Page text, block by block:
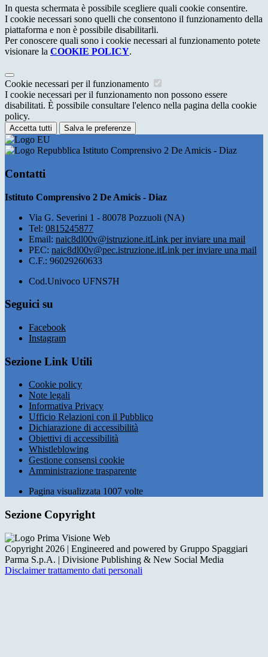
In questa schermata è possibile scegliere quali cookie consentire.
I cookie necessari sono quelli che consentono il funzionamento della
piattaforma e non è possibile disabilitarli.
Per conoscere quali sono i cookie necessari al funzionamento potete
visionare la COOKIE POLICY.
Cookie necessari per il funzionamento
I cookie necessari per il funzionamento non possono essere
disabilitati. È possibile consultare l'elenco nella pagina della cookie
policy.
Accetta tutti Salva le preferenze
Istituto Comprensivo 2 De Amicis - Diaz
Contatti
Istituto Comprensivo 2 De Amicis - Diaz
Via G. Severini 1 - 80078 Pozzuoli (NA)
Tel: 0815245877
Email: naic8dl00v@istruzione.itLink per inviare una mail
PEC: naic8dl00v@pec.istruzione.itLink per inviare una mail
C.F.: 96029260633
Cod.Univoco UFNS7H
Seguici su
Facebook
Instagram
Sezione Link Utili
Cookie policy
Note legali
Informativa Privacy
Ufficio Relazioni con il Pubblico
Dichiarazione di accessibilità
Obiettivi di accessibilità
Whistleblowing
Gestione consensi cookie
Amministrazione trasparente
Pagina visualizzata 1007 volte
Sezione Copyright
Copyright 2026 | Engineered and powered by Gruppo Spaggiari
Parma S.p.A. | Divisione Publishing & New Social Media
Disclaimer trattamento dati personali